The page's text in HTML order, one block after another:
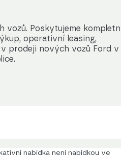
Poskytujeme
operativní leasing,
prodeji nových vozů Ford v
nabídka není nabídkou ve